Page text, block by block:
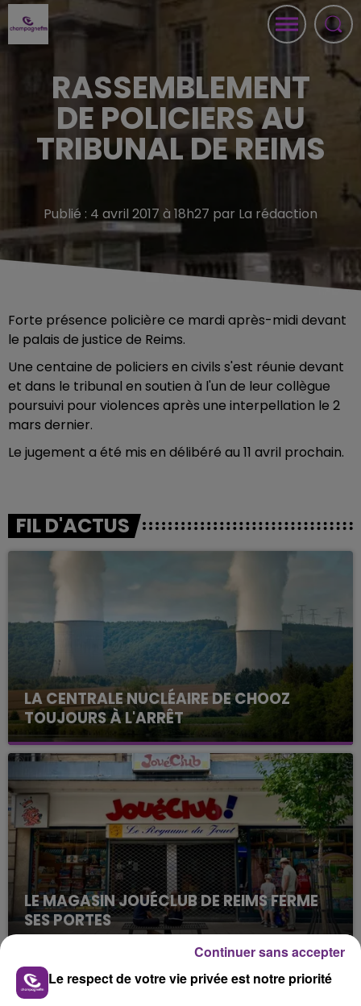
RASSEMBLEMENT
DE POLICIERS AU
TRIBUNAL DE REIMS
Publié : 4 avril 2017 à 18h27 par La rédaction
Forte présence policière ce mardi après-midi devant
le palais de justice de Reims.
Une centaine de policiers en civils s'est réunie devant
et dans le tribunal en soutien à l'un de leur collègue
poursuivi pour violences après une interpellation le 2
mars dernier.
Le jugement a été mis en délibéré au 11 avril prochain.
FIL D'ACTUS
LA CENTRALE NUCLÉAIRE DE CHOOZ
TOUJOURS À L'ARRÊT
Cela fait déjà une semaine que la centrale
nucléaire ardennaise est à l'arrêt. Une situation
justifiée par la sécheresse intense qui est toujours
présente.
LE MAGASIN JOUÉCLUB DE REIMS FERME
SES PORTES
C'était l'une des institutions du centre-ville
rémois. Le magasin JouéClub est contraint de
fermer ses portes.
TITRES DIFFUSÉS
Le respect de votre vie privée est notre priorité
Continuer sans accepter